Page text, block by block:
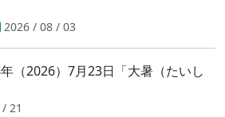
2026 / 08 / 03
2026）7月23日「大暑（たいし
21